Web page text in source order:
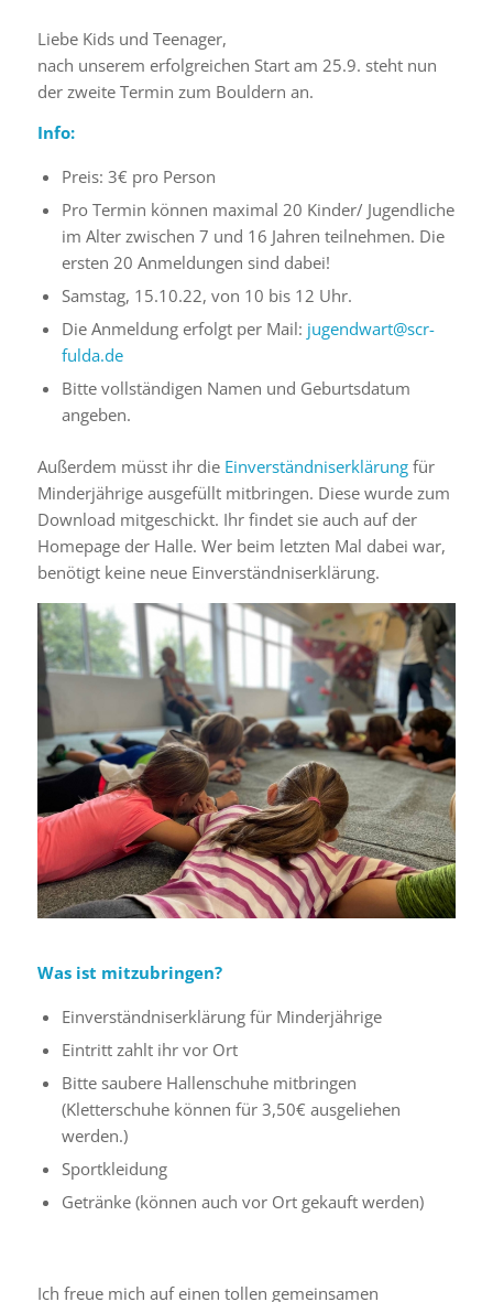
Liebe Kids und Teenager,
nach unserem erfolgreichen Start am 25.9. steht nun
der zweite Termin zum Bouldern an.
Info:
Preis: 3€ pro Person
Pro Termin können maximal 20 Kinder/ Jugendliche
im Alter zwischen 7 und 16 Jahren teilnehmen. Die
ersten 20 Anmeldungen sind dabei!
Samstag, 15.10.22, von 10 bis 12 Uhr.
Die Anmeldung erfolgt per Mail: jugendwart@scr-
fulda.de
Bitte vollständigen Namen und Geburtsdatum
angeben.
Außerdem müsst ihr die Einverständniserklärungfür
Minderjährige ausgefüllt mitbringen. Diese wurde zum
Download mitgeschickt. Ihr findet sie auch auf der
Homepage der Halle. Wer beim letzten Mal dabei war,
benötigt keine neue Einverständniserklärung.
Was ist mitzubringen?
Einverständniserklärung für Minderjährige
Eintritt zahlt ihr vor Ort
Bitte saubere Hallenschuhe mitbringen
(Kletterschuhe können für 3,50€ ausgeliehen
werden.)
Sportkleidung
Getränke (können auch vor Ort gekauft werden)
Ich freue mich auf einen tollen gemeinsamen